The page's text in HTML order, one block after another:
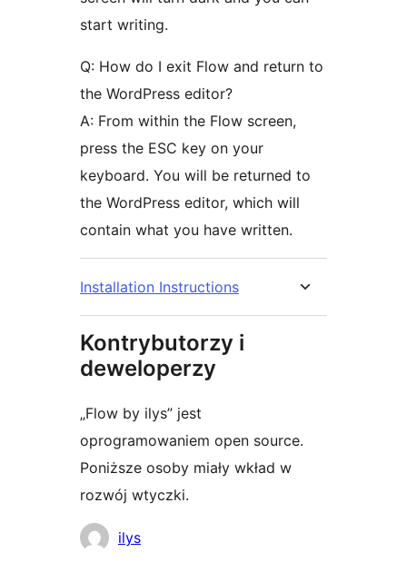
start writing.
Q: How do I exit Flow and return to
the WordPress editor?
A: From within the Flow screen,
press the ESC key on your
keyboard. You will be returned to
the WordPress editor, which will
contain what you have written.
Installation Instructions
Kontrybutorzy i
deweloperzy
„Flow by ilys” jest
oprogramowaniem open source.
Poniższe osoby miały wkład w
rozwój wtyczki.
Zaangażowani
ilys